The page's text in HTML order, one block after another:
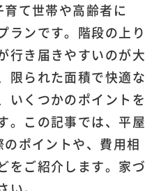
て世帯や高齢者に
ランです。階段の上り
行き届きやすいのが大
限られた面積で快適な
いくつかのポイントを
。この記事では、平屋
ポイントや、費用相
をご紹介します。家づ